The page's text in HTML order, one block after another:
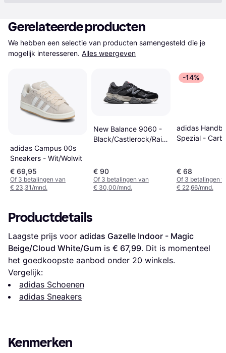
Gerelateerde producten
We hebben een selectie van producten samengesteld die je
mogelijk interesseren. Alles weergeven
adidas Campus 00s
Sneakers - Wit/Wolwit
€ 69,95
Of 3 betalingen van
€ 23,31/mnd.
New Balance 9060 -
Black/Castlerock/Rain
€ 90
Of 3 betalingen van
€ 30,00/mnd.
-14%
adidas
Spezial -
€ 68
Of 3 betalingen
€ 22,66/mnd.
Productdetails
Laagste prijs voor adidas Gazelle Indoor - Magic
Beige/Cloud White/Gum is € 67,99. Dit is momenteel
het goedkoopste aanbod onder 20 winkels.
Vergelijk:
adidas Schoenen
adidas Sneakers
Kenmerken